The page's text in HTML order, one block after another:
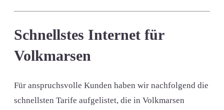
Schnellstes Internet für
Volkmarsen
Für anspruchsvolle Kunden haben wir nachfolgend die
schnellsten Tarife aufgelistet, die in Volkmarsen